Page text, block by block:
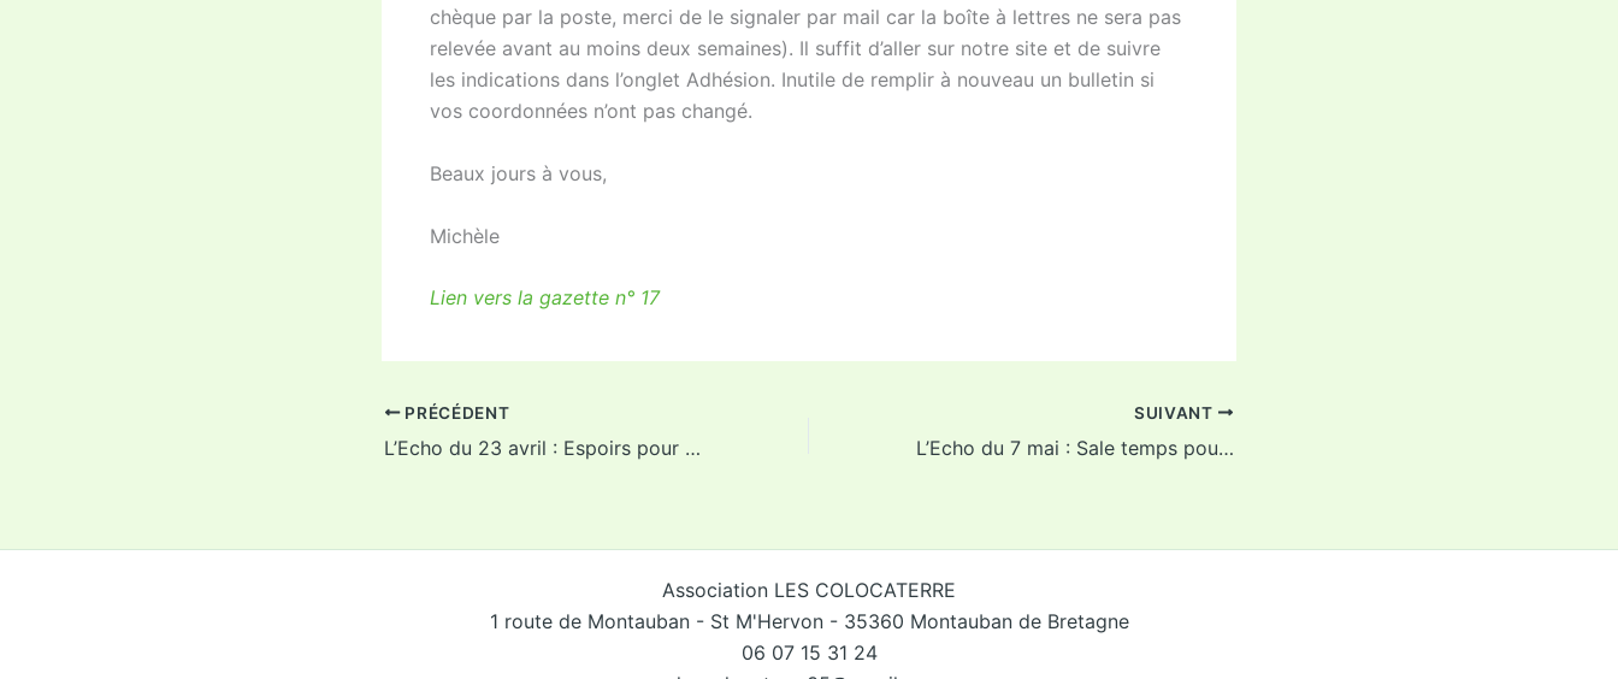
chèque par la poste, merci de le signaler par mail car la boîte à lettres ne sera pas
relevée avant au moins deux semaines). Il suffit d’aller sur notre site et de suivre
les indications dans l’onglet Adhésion. Inutile de remplir à nouveau un bulletin si
vos coordonnées n’ont pas changé.
Beaux jours à vous,
Michèle
Lien vers la gazette n° 17
PRÉCÉDENT
L’Echo du 23 avril : Espoirs pour le climat ?
SUIVANT
L’Echo du 7 mai : Sale temps pour la voiture… mais pas seulement !
Association LES COLOCATERRE
1 route de Montauban - St M'Hervon - 35360 Montauban de Bretagne
06 07 15 31 24